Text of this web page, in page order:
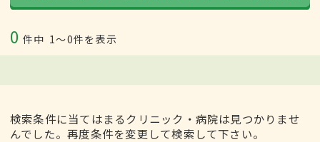
0 件中 1〜0件を表示
検索条件に当てはまるクリニック・病院は見つかりませ
んでした。再度条件を変更して検索して下さい。